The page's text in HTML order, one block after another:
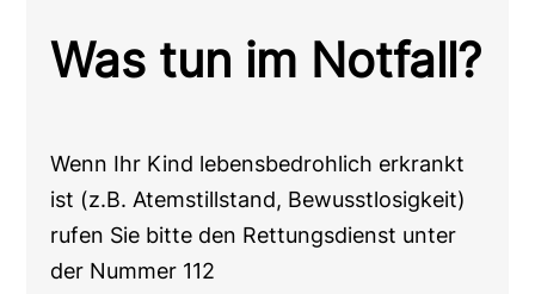
Was tun im Notfall?
Wenn Ihr Kind lebensbedrohlich erkrankt
ist (z.B. Atemstillstand, Bewusstlosigkeit)
rufen Sie bitte den Rettungsdienst unter
der Nummer 112